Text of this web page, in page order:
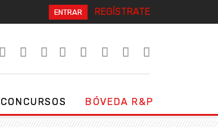
ENTRAR REGÍSTRATE
CONCURSOS BÓVEDA R&P